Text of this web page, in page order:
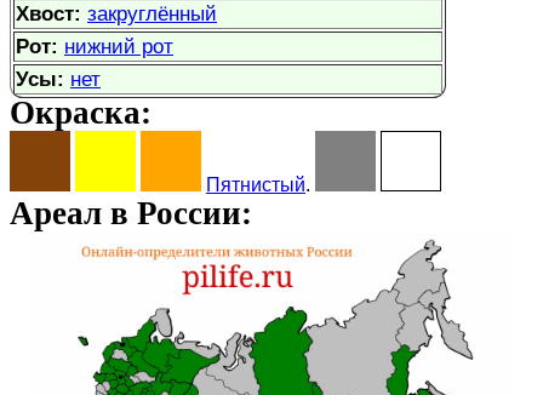
Хвост: закруглённый
Рот: нижний рот
Усы: нет
Окраска:
Пятнистый.
Ареал в России: